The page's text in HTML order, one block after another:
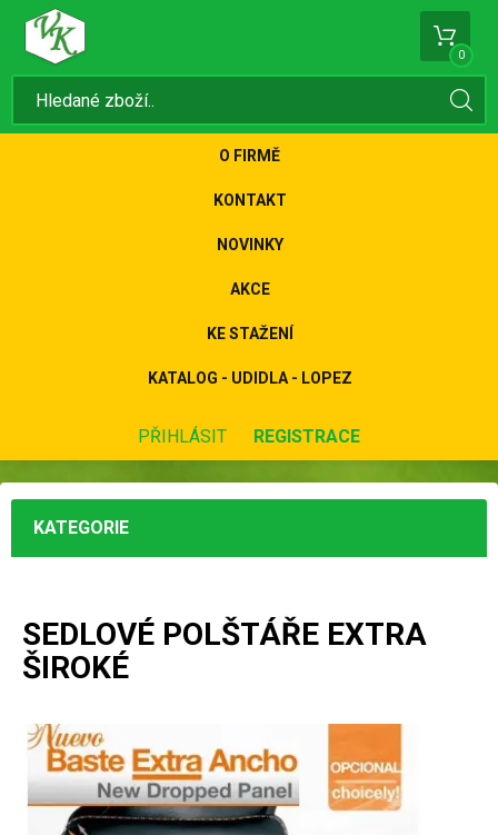
0
O FIRMĚ
KONTAKT
NOVINKY
AKCE
KE STAŽENÍ
KATALOG - UDIDLA - LOPEZ
PŘIHLÁSIT REGISTRACE
KATEGORIE
SEDLOVÉ POLŠTÁŘE EXTRA
ŠIROKÉ